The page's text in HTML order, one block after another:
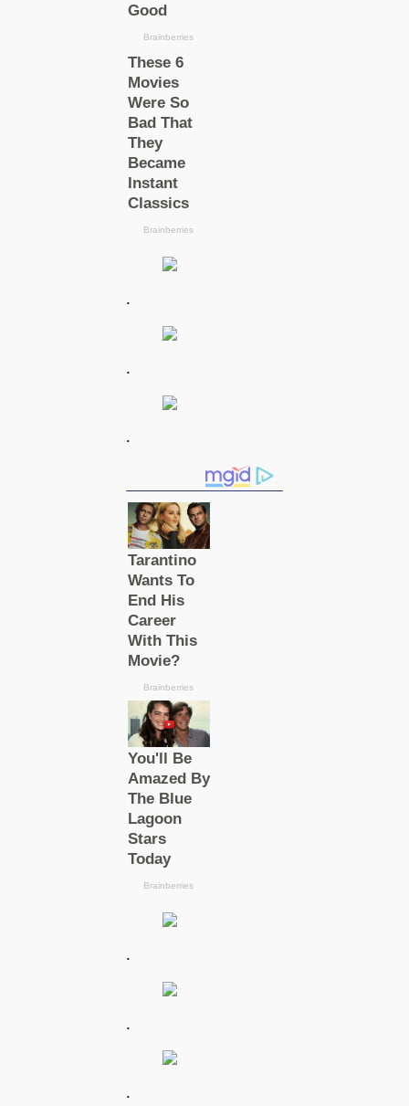
.
.
.
.
.
.